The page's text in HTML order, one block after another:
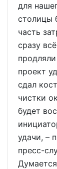
для
столицы
часть
сразу
проект
сдал
чистки
будет
удачи, –
пресс-